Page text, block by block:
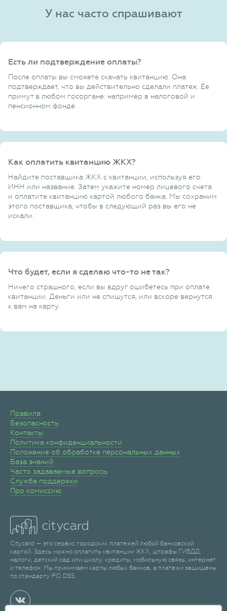
У нас часто спрашивают
Есть ли подтверждение оплаты?
После оплаты вы сможете скачать квитанцию. Она
подтверждает, что вы действительно сделали платеж. Ее
примут в любом госоргане: например в налоговой и
пенсионном фонде.
Как оплатить квитанцию ЖКХ?
Найдите поставщика ЖКХ с квитанции, используя его
ИНН или название. Затем укажите номер лицевого счета
и оплатите квитанцию картой любого банка. Мы сохраним
этого поставщика, чтобы в следующий раз вы его не
искали.
Что будет, если я сделаю что-то не так?
Ничего страшного, если вы вдруг ошибетесь при оплате
квитанции. Деньги или не спишутся, или вскоре вернутся
к вам на карту.
Правила
Безопасность
Контакты
Политика конфиденциальности
Положение об обработке персональных данных
База знаний
Часто задаваемые вопросы
Служба поддержки
Про комиссию
Citycard — это сервис городских платежей любой банковской
картой. Здесь можно оплатить квитанции ЖКХ, штрафы ГИБДД,
налоги, детский сад или школу, кредиты, мобильную связь, интернет
и телефон. Мы принимаем карты любых банков, а платежи защищены
по стандарту PCI DSS.